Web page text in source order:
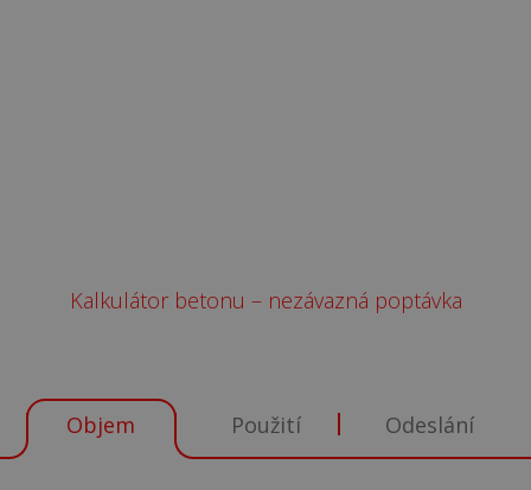
Kalkulátor betonu – nezávazná poptávka
Objem Použití Odeslání